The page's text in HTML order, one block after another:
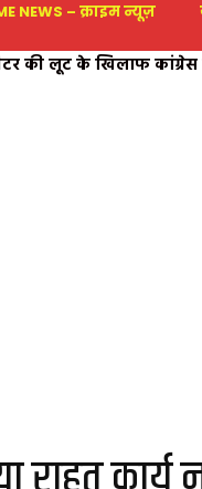
NEWS – क्राइम न्यूज़
की लूट के खिलाफ
योजना-2026 का